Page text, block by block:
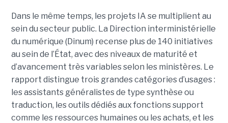
Dans le même temps, les projets IA se multiplient au
sein du secteur public. La Direction interministérielle
du numérique (Dinum) recense plus de 140 initiatives
au sein de l’État, avec des niveaux de maturité et
d’avancement très variables selon les ministères. Le
rapport distingue trois grandes catégories d’usages :
les assistants généralistes de type synthèse ou
traduction, les outils dédiés aux fonctions support
comme les ressources humaines ou les achats, et les